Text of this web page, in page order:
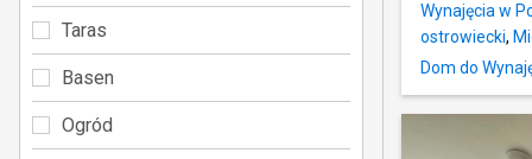
Wynajęcia w
ostrowiecki,
Dom do
Taras
Basen
Ogród